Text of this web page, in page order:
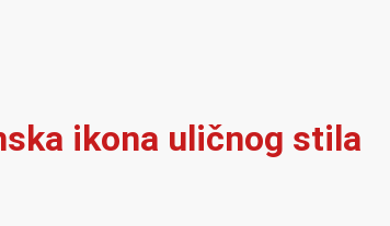
ikona uličnog stila